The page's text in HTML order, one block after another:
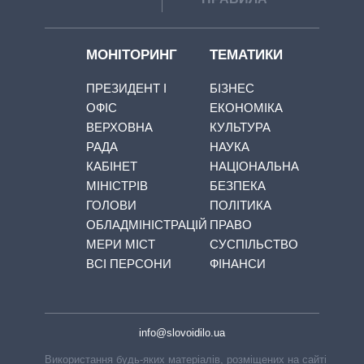
МОНІТОРИНГ
ПРЕЗИДЕНТ І
ОФІС
ВЕРХОВНА
РАДА
КАБІНЕТ
МІНІСТРІВ
ГОЛОВИ
ОБЛАДМІНІСТРАЦІЙ
МЕРИ МІСТ
ВСІ ПЕРСОНИ
ТЕМАТИКИ
БІЗНЕС
ЕКОНОМІКА
КУЛЬТУРА
НАУКА
НАЦІОНАЛЬНА
БЕЗПЕКА
ПОЛІТИКА
ПРАВО
СУСПІЛЬСТВО
ФІНАНСИ
info@slovoidilo.ua
Використання будь-яких матеріалів, розміщених на сайті,